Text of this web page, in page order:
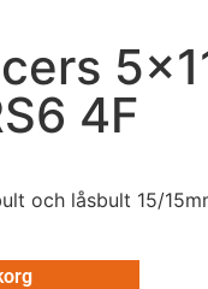
4F
och låsbult 15/